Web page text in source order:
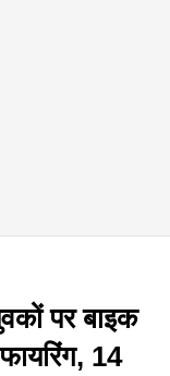
पर बाइक
14